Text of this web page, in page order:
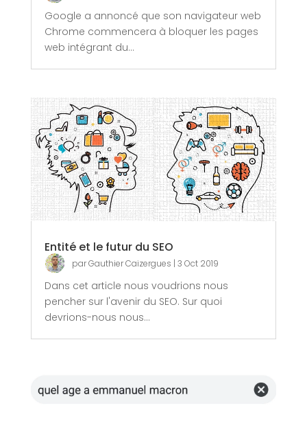
Google a annoncé que son navigateur web
Chrome commencera à bloquer les pages
web intégrant du...
Entité et le futur du SEO
parGauthier Caizergues | 3 Oct 2019
Dans cet article nous voudrions nous
pencher sur l'avenir du SEO. Sur quoi
devrions-nous nous...